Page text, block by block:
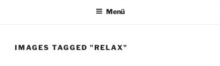
Menü
IMAGES TAGGED "RELAX"